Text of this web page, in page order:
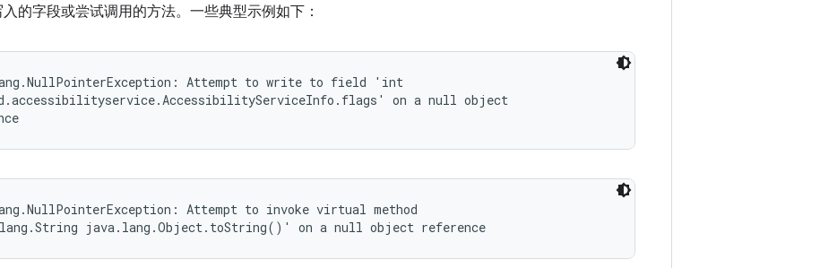
的字段或尝试调用的方法。一些典型示例如下：
Attempt to write to field 'int
on a null object
Attempt to invoke virtual method
java.lang.Object.toString()' on a null object reference